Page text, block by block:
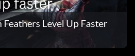
Feathers Level Up Faster